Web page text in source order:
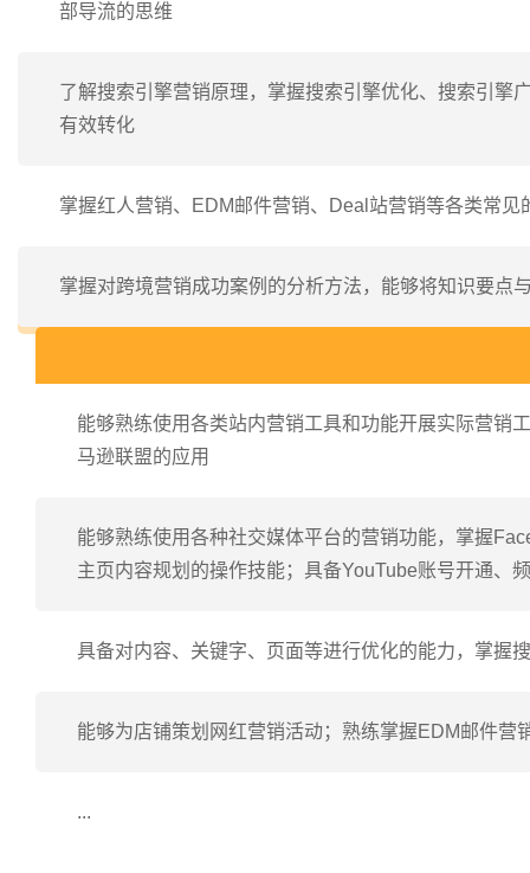
部导流的思维
了解搜索引擎营销原理，掌握搜索引擎优化、搜索引擎
有效转化
掌握红人营销、EDM邮件营销、Deal站营销等各类常
掌握对跨境营销成功案例的分析方法，能够将知识要点
能够熟练使用各类站内营销工具和功能开展实际营销
马逊联盟的应用
能够熟练使用各种社交媒体平台的营销功能，掌握
主页内容规划的操作技能；具备YouTube账号开通、
具备对内容、关键字、页面等进行优化的能力，掌握
能够为店铺策划网红营销活动；熟练掌握EDM邮件
...